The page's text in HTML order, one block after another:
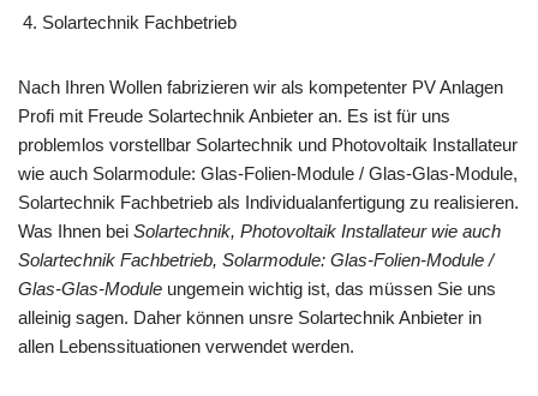
Solartechnik Fachbetrieb
Nach Ihren Wollen fabrizieren wir als kompetenter PV Anlagen
Profi mit Freude Solartechnik Anbieter an. Es ist für uns
problemlos vorstellbar Solartechnik und Photovoltaik Installateur
wie auch Solarmodule: Glas-Folien-Module / Glas-Glas-Module,
Solartechnik Fachbetrieb als Individualanfertigung zu realisieren.
Was Ihnen bei Solartechnik, Photovoltaik Installateur wie auch
Solartechnik Fachbetrieb, Solarmodule: Glas-Folien-Module /
Glas-Glas-Module ungemein wichtig ist, das müssen Sie uns
alleinig sagen. Daher können unsre Solartechnik Anbieter in
allen Lebenssituationen verwendet werden.